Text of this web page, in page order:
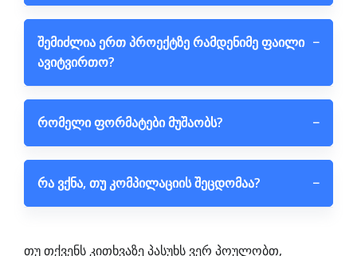
შემიძლია ერთ პროექტზე რამდენიმე ფაილი
ავიტვირთო?
−
რომელი ფორმატები მუშაობს? −
რა ვქნა, თუ კომპილაციის შეცდომაა? −
თუ თქვენს კითხვაზე პასუხს ვერ პოულობთ,